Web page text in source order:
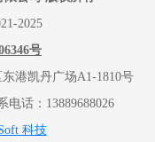
2025
号
港凯丹广场A1-1810号
电话：13889688026
科技